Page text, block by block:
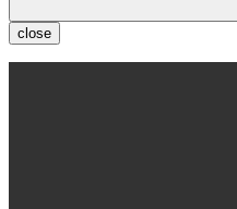
close